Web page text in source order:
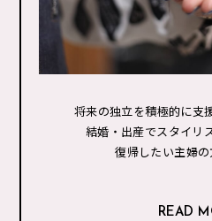
将来の独立を積極的に支
結婚・出産でスタイリ
復帰したい主婦の
READ